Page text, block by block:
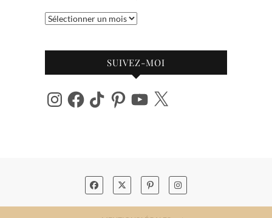
Archives
SUIVEZ-MOI
InstagramFacebook
TikTok PinterestYouTube
X